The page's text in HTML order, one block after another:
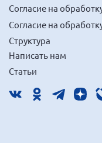
Согласие на
Согласие на
Структура
Написать нам
Статьи